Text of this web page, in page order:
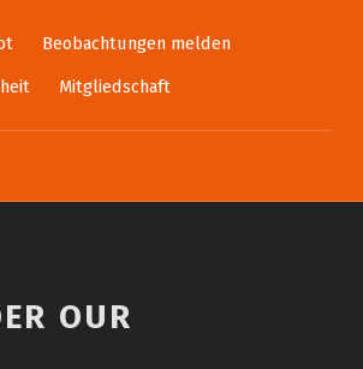
Beobachtungen melden
Mitgliedschaft
OUR